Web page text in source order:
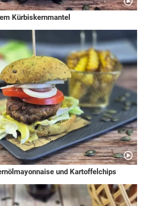
Kürbiskernmantel
und Kartoffelchips